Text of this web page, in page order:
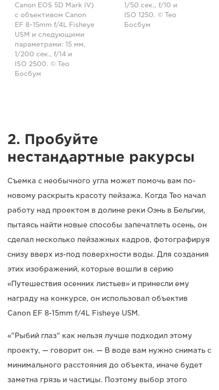
Canon EOS 5D Mark IV)
с объективом Canon
EF 8-15mm f/4L Fisheye
USM и следующими
параметрами: 15 мм,
1/200 сек., f/14 и
ISO 2500. © Тео
Босбум
1/50 сек., f/10 и
ISO 1250. © Тео
Босбум
2. Пробуйте
нестандартные ракурсы
Съемка с необычного угла может помочь вам по-
новому раскрыть красоту пейзажа. Когда Тео начал
работу над проектом в долине реки Оэнь в Бельгии,
пытаясь найти новые способы запечатлеть осень, он
сделал несколько пейзажных кадров, фотографируя
снизу вверх из-под поверхности воды. Для создания
этих изображений, которые вошли в серию
«Путешествия осенних листьев» и принесли ему
награду на конкурсе, он использовал объектив
Canon EF 8-15mm f/4L Fisheye USM.
«"Рыбий глаз" как нельзя лучше подходил этому
проекту, — говорит он. — В воде вам нужно снимать с
минимального расстояния до объекта, иначе будет
заметна грязь и частицы. Поэтому выбор этого